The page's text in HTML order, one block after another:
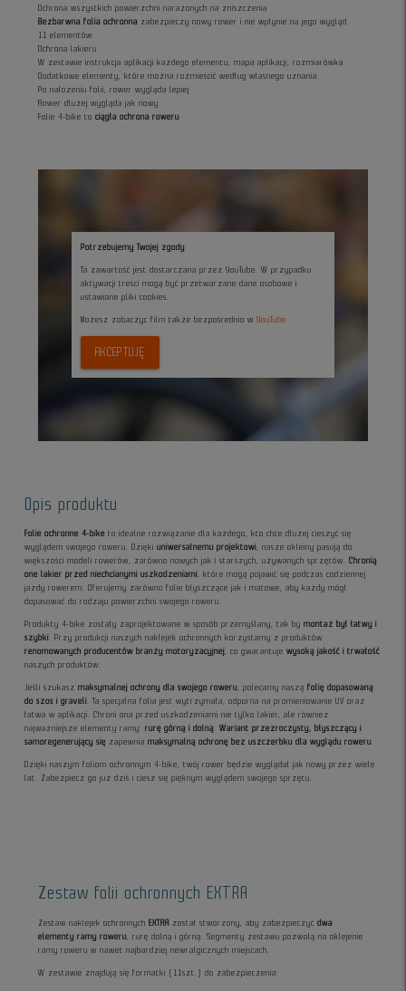
Ochrona wszystkich powierzchni narażonych na zniszczenia
Bezbarwna folia ochronna zabezpieczy nowy rower i nie wpłynie na jego wygląd
11 elementów
Ochrona lakieru
W zestawie instrukcja aplikacji każdego elementu, mapa aplikacji, rozmiarówka
Dodatkowe elementy, które można rozmieścić według własnego uznania
Po nałożeniu folii, rower wygląda lepiej
Rower dłużej wygląda jak nowy
Folie 4-bike tociągła ochrona roweru
Potrzebujemy Twojej zgody
Ta zawartość jest dostarczana przez YouTube. W przypadku
aktywacji treści mogą być przetwarzane dane osobowe i
ustawiane pliki cookies.
Możesz zobaczyc film także bezpośrednio w YouTube
AKCEPTUJĘ
Opis produktu
Folie ochronne 4-bike to idealne rozwiązanie dla każdego, kto chce dłużej cieszyć się
wyglądem swojego roweru. Dziękiuniwersalnemu projektowi
, nasze okleiny pasują do
większości modeli rowerów, zarówno nowych jak i starszych, używanych sprzętów. Chronią
one lakier przed niechcianymi uszkodzeniami
, które mogą pojawić się podczas codziennej
jazdy rowerem. Oferujemy zarówno folie błyszczące jak i matowe, aby każdy mógł
dopasować do rodzaju powierzchni swojego roweru.
Produkty 4-bike zostały zaprojektowane w sposób przemyślany, tak bymontaż był łatwy i
szybki
. Przy produkcji naszych naklejek ochronnych korzystamy z produktów
renomowanych producentów branży motoryzacyjnej
, co gwarantujewysoką jakość i trwałość
naszych produktów.
Jeśli szukaszmaksymalnej ochrony dla swojego roweru , polecamy naszą folię dopasowaną
do szos i graveli
. Ta specjalna folia jest wytrzymała, odporna na promieniowanie UV oraz
łatwa w aplikacji. Chroni ona przed uszkodzeniami nie tylko lakier, ale również
najważniejsze elementy ramy:rurę górną i dolną .Wariant przezroczysty, błyszczący i
samoregenerujący się zapewniamaksymalną ochronę bez uszczerbku dla wyglądu roweru
Dzięki naszym foliom ochronnym 4-bike, twój rower będzie wyglądał jak nowy przez wiele
lat. Zabezpiecz go już dziś i ciesz się pięknym wyglądem swojego sprzętu.
Zestaw folii ochronnych EXTRA
Zestaw naklejek ochronnych EXTRA został stworzony, aby zabezpieczyćdwa
elementy ramy roweru
, rurę dolną i górną. Segmenty zestawu pozwolą na oklejenie
ramy roweru w nawet najbardziej newralgicznych miejscach.
W zestawie znajdują się formatki (11szt.) do zabezpieczenia: